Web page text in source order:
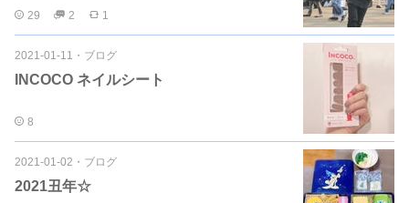
29 2 1
2021-01-11 ・ ブログ
INCOCO ネイルシート
8
2021-01-02 ・ ブログ
2021丑年☆